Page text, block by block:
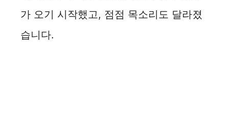
가 오기 시작했고, 점점 목소리도 달라졌
습니다.